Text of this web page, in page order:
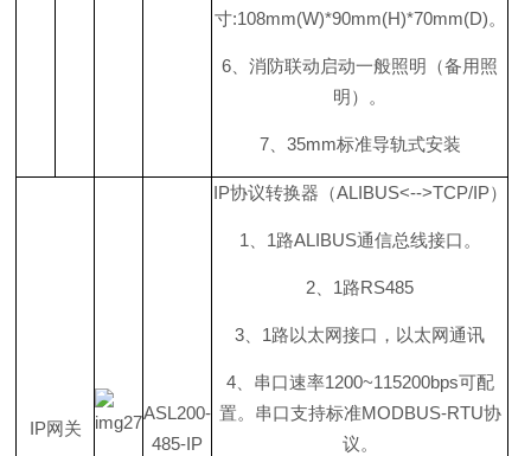
寸:108mm(W)*90mm(H)*70mm(D)。
6 、消防联动启动一般照明（备用照
明）。
7、 35mm标准导轨式安装
IP网关
ASL200-
485-IP
IP协议转换器 （ALIBUS<-->TCP/IP）
1 1路ALIBUS通信总线接口。
2 1路RS485
3 1路以太网接口，以太网通讯
4、串口速率1200~115200bps可配
置。串口支持标准MODBUS-RTU协
议。